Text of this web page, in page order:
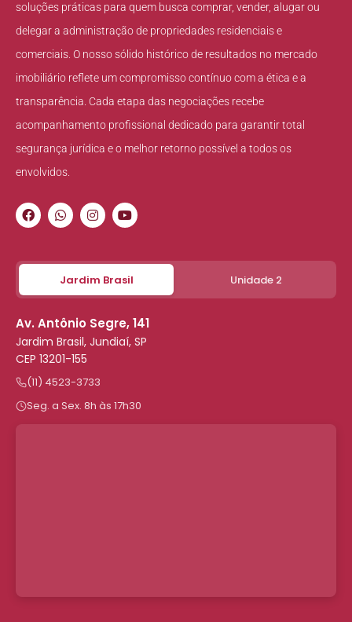
soluções práticas para quem busca comprar, vender, alugar ou
delegar a administração de propriedades residenciais e
comerciais. O nosso sólido histórico de resultados no mercado
imobiliário reflete um compromisso contínuo com a ética e a
transparência. Cada etapa das negociações recebe
acompanhamento profissional dedicado para garantir total
segurança jurídica e o melhor retorno possível a todos os
envolvidos.
Jardim Brasil Unidade 2
Av. Antônio Segre, 141
Jardim Brasil, Jundiaí, SP
CEP 13201-155
(11) 4523-3733
Seg. a Sex. 8h às 17h30